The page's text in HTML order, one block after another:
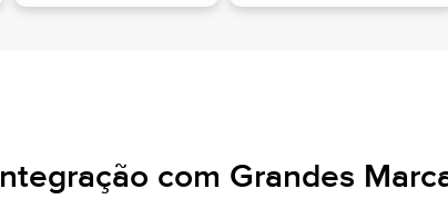
Integração com Grandes